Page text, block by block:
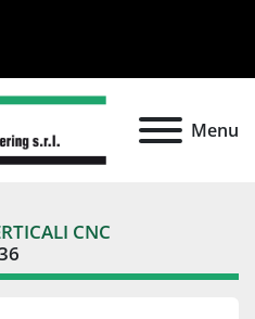
Menu
CNC